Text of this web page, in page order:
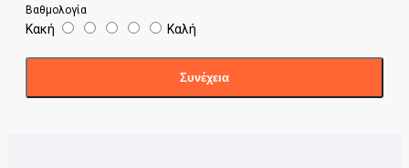
Βαθμολογία
Κακή Καλή
Συνέχεια